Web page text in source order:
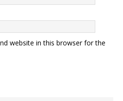
website in this browser for the